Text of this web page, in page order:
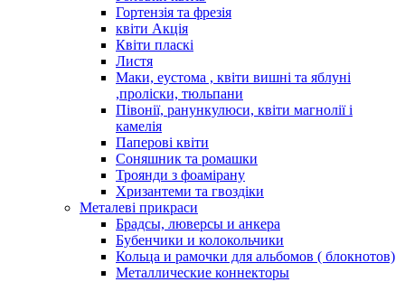
Гортензія та фрезія
квіти Акція
Квіти пласкі
Листя
Маки, еустома , квіти вишні та яблуні
,проліски, тюльпани
Півонії, ранункулюси, квіти магнолії і
камелія
Паперові квіти
Соняшник та ромашки
Троянди з фоамірану
Хризантеми та гвоздіки
Металеві прикраси
Брадсы, люверсы и анкера
Бубенчики и колокольчики
Кольца и рамочки для альбомов ( блокнотов)
Металлические коннекторы